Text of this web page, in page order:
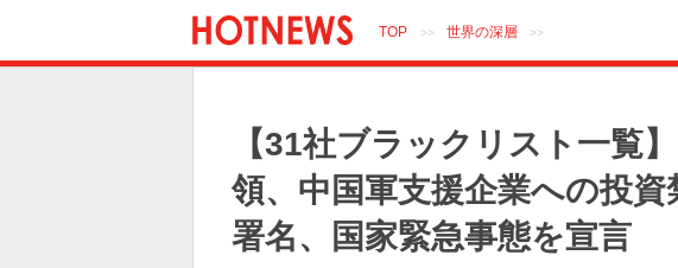
TOP >> 世界の深層 >>
【31社ブラックリスト一覧
領、中国軍支援企業への投資
署名、国家緊急事態を宣言